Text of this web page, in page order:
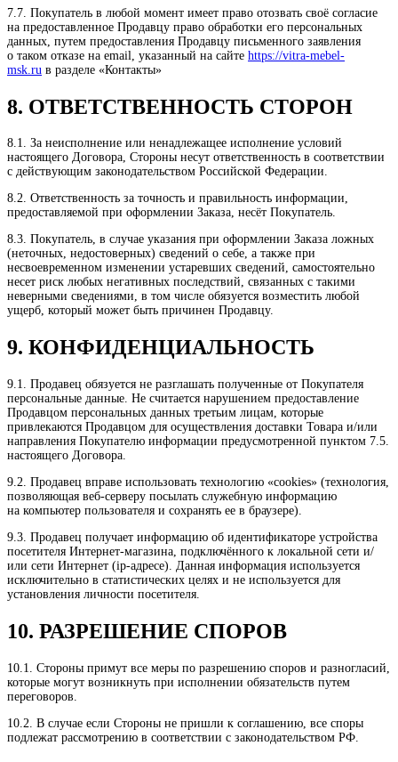
7.7. Покупатель в любой момент имеет право отозвать своё согласие
на предоставленное Продавцу право обработки его персональных
данных, путем предоставления Продавцу письменного заявления
о таком отказе на email, указанный на сайте https://vitra-mebel-
msk.ru в разделе «Контакты»
8. ОТВЕТСТВЕННОСТЬ СТОРОН
8.1. За неисполнение или ненадлежащее исполнение условий
настоящего Договора, Стороны несут ответственность в соответствии
с действующим законодательством Российской Федерации.
8.2. Ответственность за точность и правильность информации,
предоставляемой при оформлении Заказа, несёт Покупатель.
8.3. Покупатель, в случае указания при оформлении Заказа ложных
(неточных, недостоверных) сведений о себе, а также при
несвоевременном изменении устаревших сведений, самостоятельно
несет риск любых негативных последствий, связанных с такими
неверными сведениями, в том числе обязуется возместить любой
ущерб, который может быть причинен Продавцу.
9. КОНФИДЕНЦИАЛЬНОСТЬ
9.1. Продавец обязуется не разглашать полученные от Покупателя
персональные данные. Не считается нарушением предоставление
Продавцом персональных данных третьим лицам, которые
привлекаются Продавцом для осуществления доставки Товара и/или
направления Покупателю информации предусмотренной пунктом 7.5.
настоящего Договора.
9.2. Продавец вправе использовать технологию «cookies» (технология,
позволяющая веб-серверу посылать служебную информацию
на компьютер пользователя и сохранять ее в браузере).
9.3. Продавец получает информацию об идентификаторе устройства
посетителя Интернет-магазина, подключённого к локальной сети и/
или сети Интернет (ip-адресе). Данная информация используется
исключительно в статистических целях и не используется для
установления личности посетителя.
10. РАЗРЕШЕНИЕ СПОРОВ
10.1. Стороны примут все меры по разрешению споров и разногласий,
которые могут возникнуть при исполнении обязательств путем
переговоров.
10.2. В случае если Стороны не пришли к соглашению, все споры
подлежат рассмотрению в соответствии с законодательством РФ.